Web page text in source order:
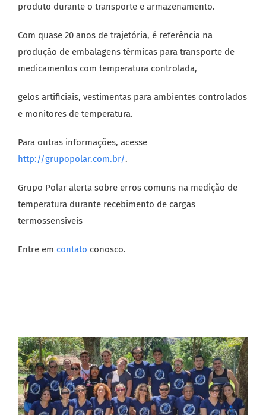
produto durante o transporte e armazenamento.
Com quase 20 anos de trajetória, é referência na
produção de embalagens térmicas para transporte de
medicamentos com temperatura controlada,
gelos artificiais, vestimentas para ambientes controlados
e monitores de temperatura.
Para outras informações, acesse
http://grupopolar.com.br/.
Grupo Polar alerta sobre erros comuns na medição de
temperatura durante recebimento de cargas
termossensíveis
Entre em contato conosco.